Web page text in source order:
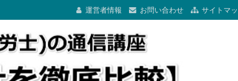
運営者情報 お問い合わせ サイトマ
徹底比較】
ますので、ぜひ参考にしてください！